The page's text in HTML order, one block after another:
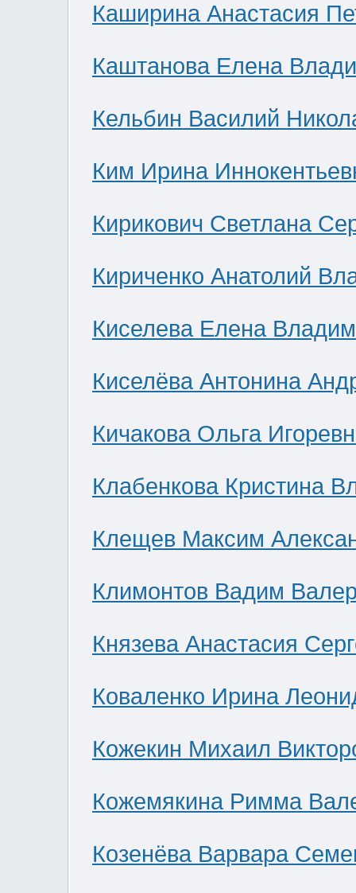
Каширина Анастасия
Каштанова Елена
Кельбин Василий
Ким Ирина
Кирикович Светлана
Кириченко Анатолий
Киселева Елена
Киселёва Антонина
Кичакова Ольга
Клабенкова Кристина
Клещев Максим
Климонтов Вадим
Князева Анастасия
Коваленко Ирина
Кожекин Михаил
Кожемякина Римма
Козенёва Варвара